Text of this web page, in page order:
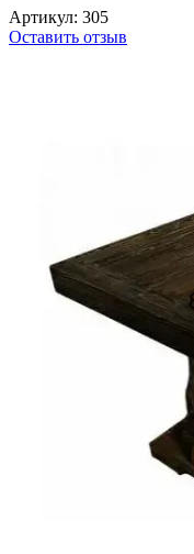
Артикул: 305
Оставить отзыв